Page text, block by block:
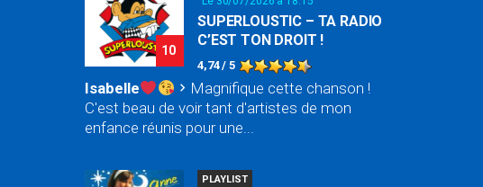
10
SUPERLOUSTIC – TA RADIO
C’EST TON DROIT !
4,74 / 5
Isabelle chevron_right Magnifique cette chanson !
C'est beau de voir tant d'artistes de mon
enfance réunis pour une...
PLAYLIST